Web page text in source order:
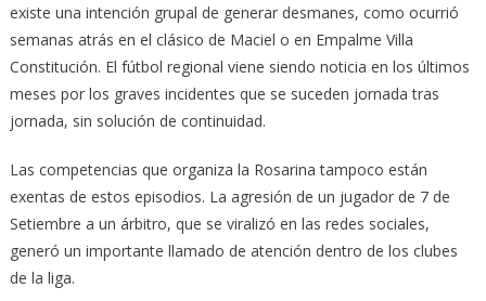
existe una intención grupal de generar desmanes, como ocurrió
semanas atrás en el clásico de Maciel o en Empalme Villa
Constitución. El fútbol regional viene siendo noticia en los últimos
meses por los graves incidentes que se suceden jornada tras
jornada, sin solución de continuidad.
Las competencias que organiza la Rosarina tampoco están
exentas de estos episodios. La agresión de un jugador de 7 de
Setiembre a un árbitro, que se viralizó en las redes sociales,
generó un importante llamado de atención dentro de los clubes
de la liga.